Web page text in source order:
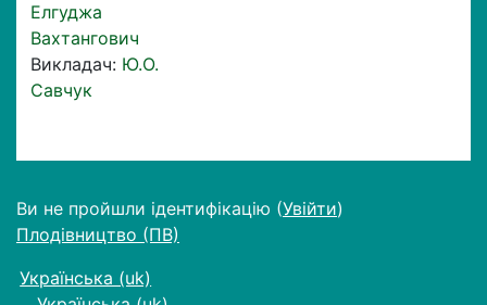
Елгуджа
Вахтангович
Викладач: Ю.О.
Савчук
Ви не пройшли ідентифікацію (Увійти)
Плодівництво (ПВ)
Українська ‎(uk)‎